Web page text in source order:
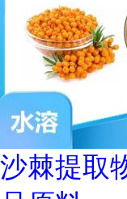
沙棘提取